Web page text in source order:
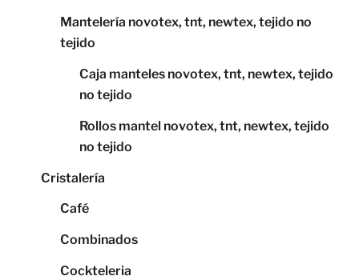
Mantelería novotex, tnt, newtex, tejido no
tejido
Caja manteles novotex, tnt, newtex, tejido
no tejido
Rollos mantel novotex, tnt, newtex, tejido
no tejido
Cristalería
Café
Combinados
Cockteleria